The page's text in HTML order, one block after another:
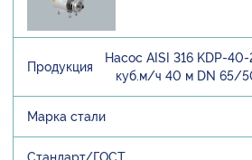
Насос AISI 316 KDP-
куб.м/ч 40 м DN 65/